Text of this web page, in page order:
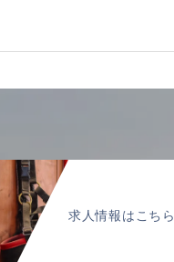
求人情報はこちら